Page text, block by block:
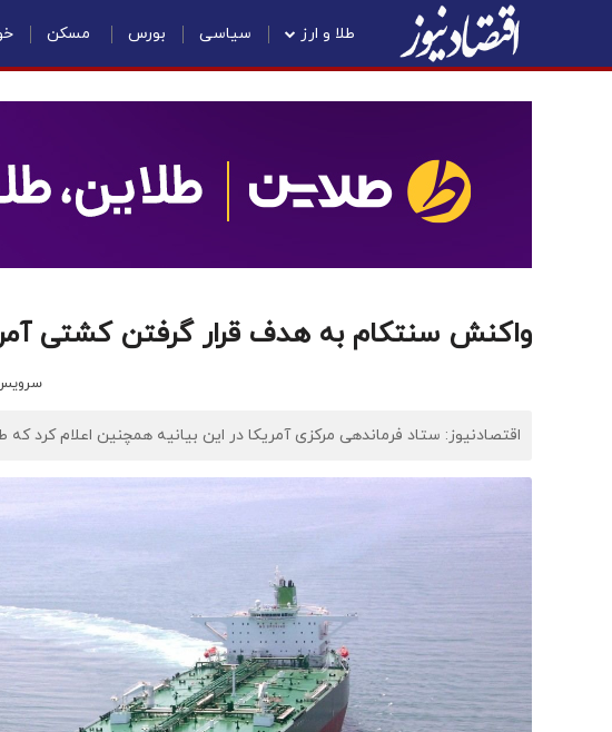
طلا و ارز سیاسی بورس مسکن
واکنش سنتکام به هدف قرار گرفتن کشتی
اقتصادنیوز: ستاد فرماندهی مرکزی آمریکا در این بیانیه همچنین اعلام کرد که طی این حمله ۳ نفر کشته و ۴